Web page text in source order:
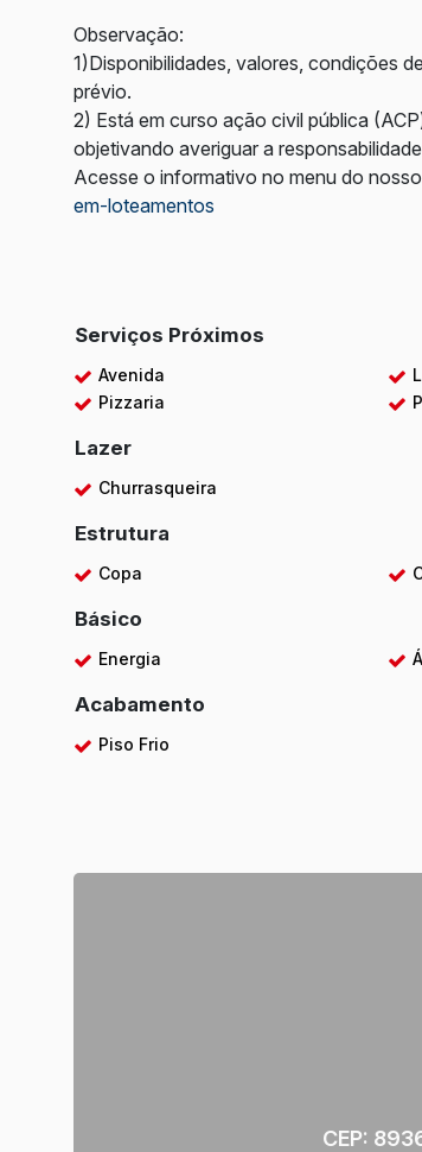
Observação:
1)Disponibilidades, valores, condições
prévio.
2) Está em curso ação civil pública
objetivando averiguar a
Acesse o informativo no menu do
em-loteamentos
Serviços Próximos
Avenida
Pizzaria
Lazer
Churrasqueira
Estrutura
Copa
Básico
Energia
Acabamento
Piso Frio
CEP: